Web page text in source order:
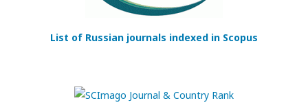
List of Russian journals indexed in Scopus